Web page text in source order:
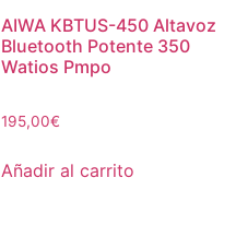
AIWA KBTUS-450 Altavoz
Bluetooth Potente 350
Watios Pmpo
195,00€
Añadir al carrito